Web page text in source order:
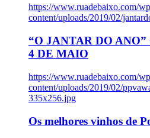
https://www.ruadebaixo.com/
content/uploads/2019/02/
“O JANTAR DO
4 DE MAIO
https://www.ruadebaixo.com/
content/uploads/2019/02/
335x256.jpg
Os melhores vinhos de